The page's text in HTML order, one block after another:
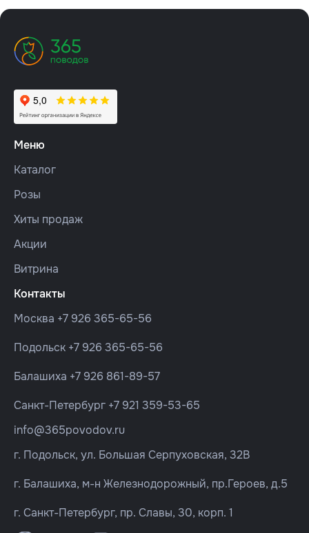
Меню
Каталог
Розы
Хиты продаж
Акции
Витрина
Контакты
Москва +7 926 365-65-56
Подольск +7 926 365-65-56
Балашиха +7 926 861-89-57
Санкт-Петербург +7 921 359-53-65
info@365povodov.ru
г. Подольск, ул. Большая Серпуховская, 32В
г. Балашиха, м-н Железнодорожный, пр.Героев, д.5
г. Санкт-Петербург, пр. Славы, 30, корп. 1